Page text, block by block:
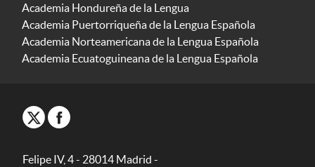
Academia Hondureña de la Lengua
Academia Puertorriqueña de la Lengua Española
Academia Norteamericana de la Lengua Española
Academia Ecuatoguineana de la Lengua Española
Felipe IV, 4 - 28014 Madrid -